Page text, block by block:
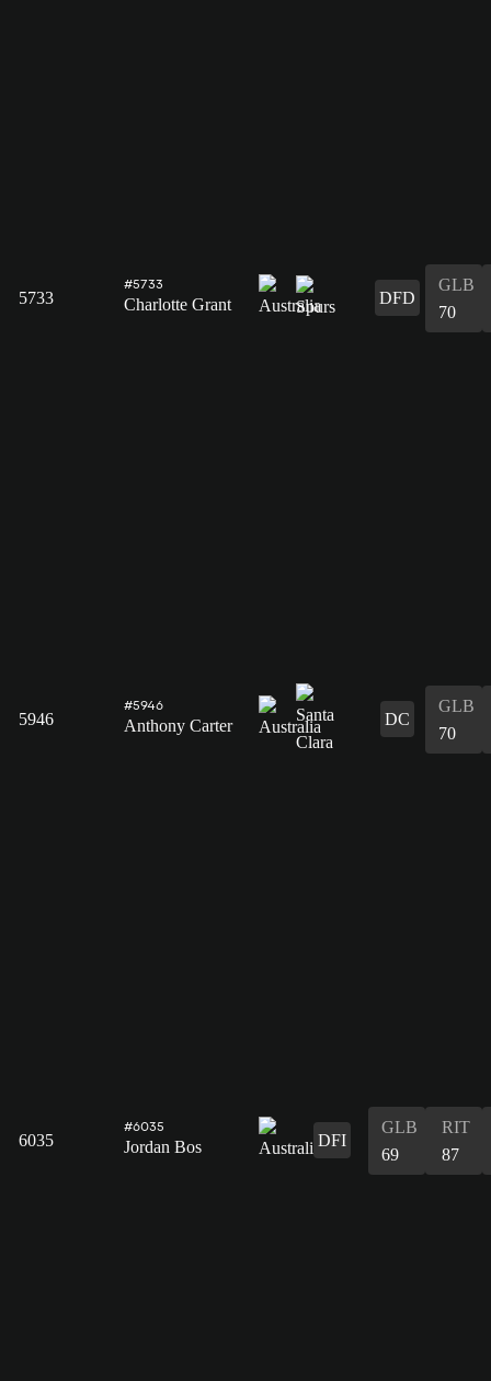
5733
#5733
Charlotte Grant DFD
GLB
70
5946
#5946
Anthony Carter DC
GLB
70
6035
#6035
Jordan Bos DFI
GLB
69
RIT
87